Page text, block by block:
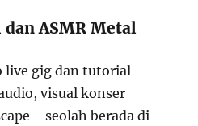
ASMR Metal
live gig dan tutorial
visual konser
berada di